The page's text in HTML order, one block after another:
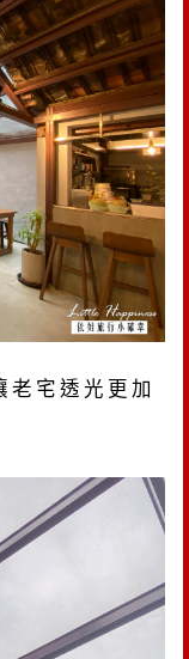
老宅透光更加